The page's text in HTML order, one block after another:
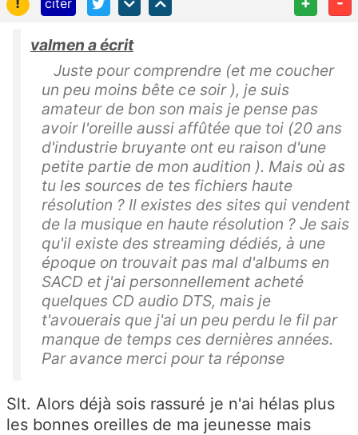
citer
valmen a écrit
Juste pour comprendre (et me coucher
un peu moins bête ce soir ), je suis
amateur de bon son mais je pense pas
avoir l'oreille aussi affûtée que toi (20 ans
d'industrie bruyante ont eu raison d'une
petite partie de mon audition ). Mais où as
tu les sources de tes fichiers haute
résolution ? Il existes des sites qui vendent
de la musique en haute résolution ? Je sais
qu'il existe des streaming dédiés, à une
époque on trouvait pas mal d'albums en
SACD et j'ai personnellement acheté
quelques CD audio DTS, mais je
t'avouerais que j'ai un peu perdu le fil par
manque de temps ces dernières années.
Par avance merci pour ta réponse
Slt. Alors déjà sois rassuré je n'ai hélas plus
les bonnes oreilles de ma jeunesse mais